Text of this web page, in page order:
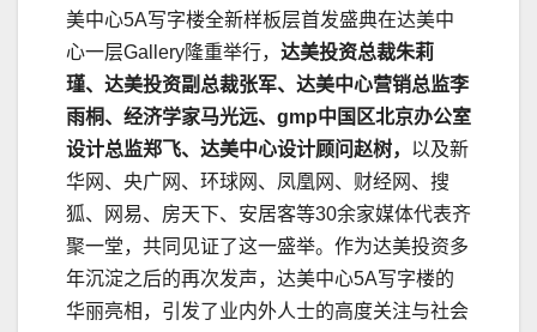
美中心5A写字楼全新样板层首发盛典在达美中
心一层Gallery隆重举行， 达美投资总裁朱莉
瑾、达美投资副总裁张军、达美中心营销总监李
雨桐、经济学家马光远、 gmp中国区北京办公室
设计总监郑飞、达美中心设计顾问赵树， 以及新
华网、央广网、环球网、凤凰网、财经网、搜
狐、网易、房天下、安居客等30余家媒体代表齐
聚一堂，共同见证了这一盛举。作为达美投资多
年沉淀之后的再次发声，达美中心5A写字楼的
华丽亮相，引发了业内外人士的高度关注与社会